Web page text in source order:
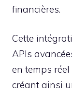
financières.
Cette
APIs
en temps
créant ainsi